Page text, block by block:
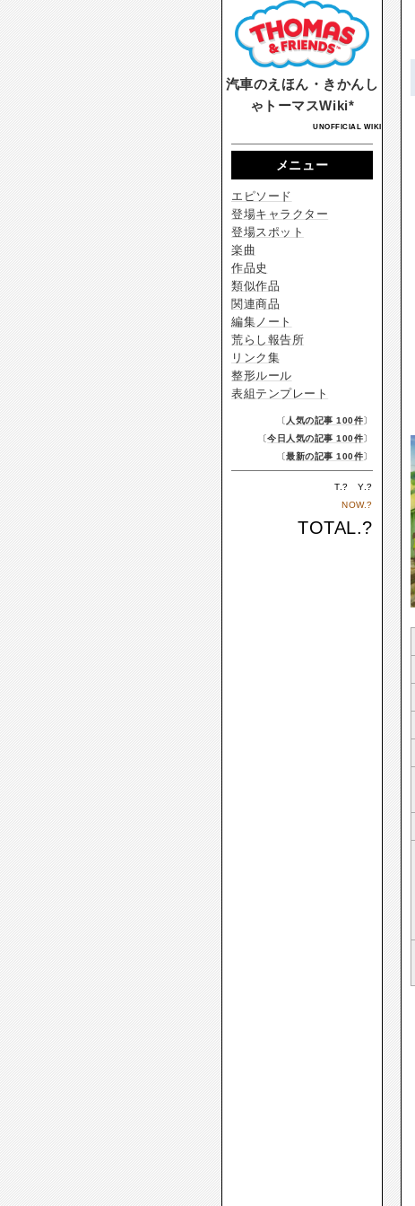
汽車のえほん・きかんし
ゃトーマスWiki*
UNOFFICIAL WIKI
メニュー
エピソード
登場キャラクター
登場スポット
楽曲
作品史
類似作品
関連商品
編集ノート
荒らし報告所
リンク集
整形ルール
表組テンプレート
〔 人気の記事 100件〕
〔今日人気の記事 100件〕
〔最新の記事 100件〕
T.? Y.?
NOW.?
TOTAL.?